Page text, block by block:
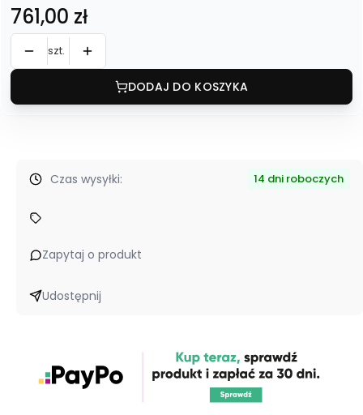
Cena
761,00 zł
szt.
DODAJ DO KOSZYKA
Czas wysyłki: 14 dni roboczych
Zapytaj o produkt
Udostępnij